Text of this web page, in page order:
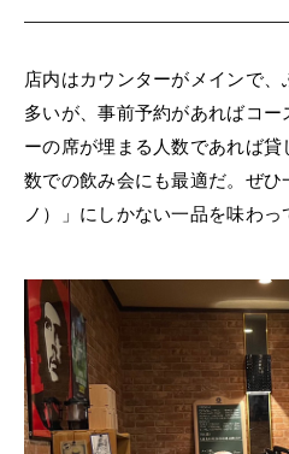
店内はカウンターがメインで
多いが、事前予約があればコー
ーの席が埋まる人数であれば貸
数での飲み会にも最適だ。ぜひ
ノ）」にしかない一品を味わっ